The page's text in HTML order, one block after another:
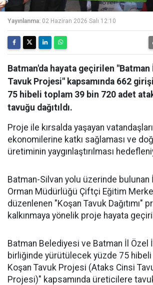
Yayınlanma: 02 Haziran 2026 Salı 12:10
Batman'da hayata geçirilen
Tavuk Projesi" kapsamında 662
75 hibeli toplam 39 bin 720 adet
tavuğu dağıtıldı.
Proje ile kırsalda yaşayan
ekonomilerine katkı sağlaması ve
üretiminin yaygınlaştırılması
Batman-Silvan yolu üzerinde bulunan
Orman Müdürlüğü Çiftçi Eğitim
düzenlenen "Koşan Tavuk Dağıtımı"
kalkınmaya yönelik proje hayata
Batman Belediyesi ve Batman İl Özel
birliğinde yürütülecek yüzde 75
Koşan Tavuk Projesi (Ataks Cinsi
Projesi)" kapsamında üreticilere